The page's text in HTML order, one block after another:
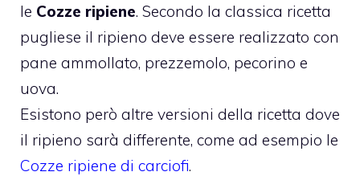
le Cozze ripiene. Secondo la classica ricetta
pugliese il ripieno deve essere realizzato con
pane ammollato, prezzemolo, pecorino e
uova.
Esistono però altre versioni della ricetta dove
il ripieno sarà differente, come ad esempio le
Cozze ripiene di carciofi.